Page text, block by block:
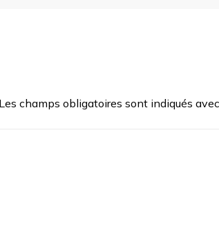
Les champs obligatoires sont indiqués